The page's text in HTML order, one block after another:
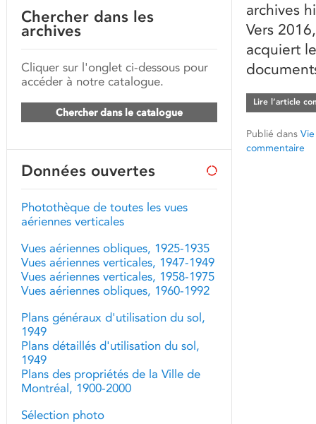
archives
Vers
acquiert
Lire l’article
Publié dans
commentaire
Chercher dans les
archives
Cliquer sur l'onglet ci-dessous pour
accéder à notre catalogue.
Chercher dans le catalogue
Données ouvertes
Photothèque de toutes les vues
aériennes verticales
Vues aériennes obliques, 1925-1935
Vues aériennes verticales, 1947-1949
Vues aériennes verticales, 1958-1975
Vues aériennes obliques, 1960-1992
Plans généraux d'utilisation du sol,
1949
Plans détaillés d'utilisation du sol,
1949
Plans des propriétés de la Ville de
Montréal, 1900-2000
Sélection photo